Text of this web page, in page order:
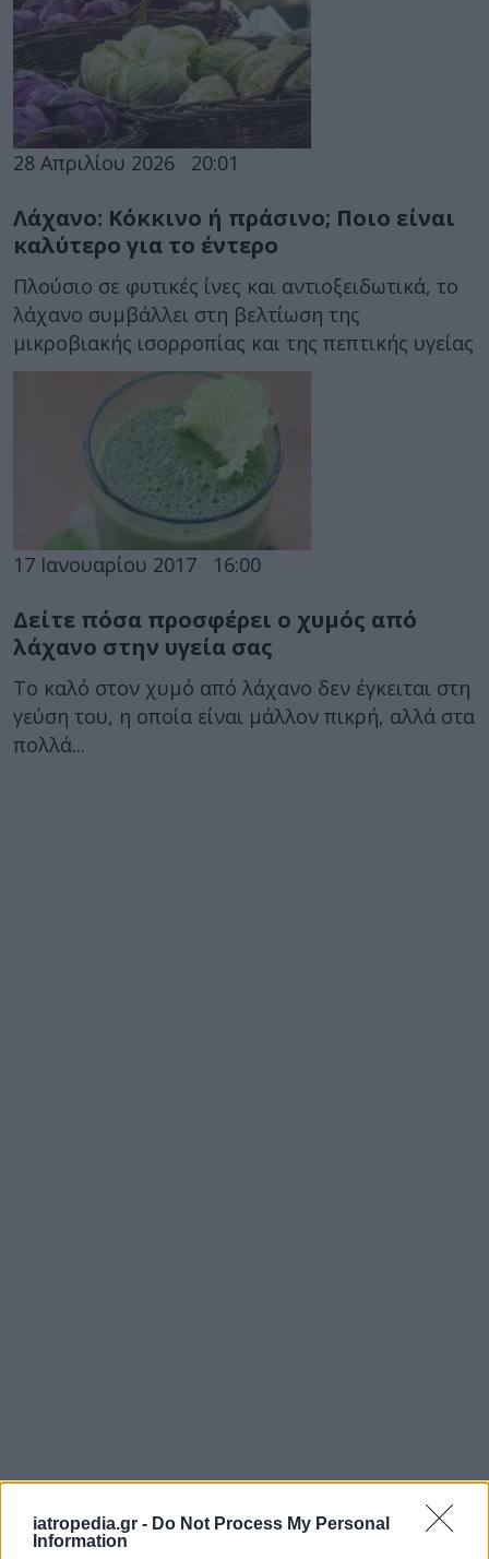
iatropedia.gr - Do Not Process My Personal
Information
28 Απριλίου 2026 20:01
Λάχανο: Κόκκινο ή πράσινο; Ποιο είναι
καλύτερο για το έντερο
Πλούσιο σε φυτικές ίνες και αντιοξειδωτικά, το
λάχανο συμβάλλει στη βελτίωση της
μικροβιακής ισορροπίας και της πεπτικής υγείας
17 Ιανουαρίου 2017 16:00
Δείτε πόσα προσφέρει ο χυμός από
λάχανο στην υγεία σας
Το καλό στον χυμό από λάχανο δεν έγκειται στη
γεύση του, η οποία είναι μάλλον πικρή, αλλά στα
πολλά...